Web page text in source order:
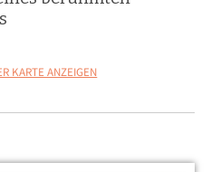
KARTE ANZEIGEN